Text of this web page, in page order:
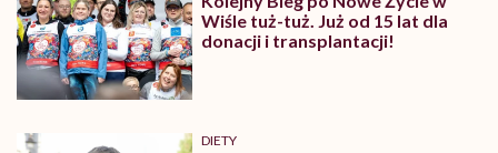
Wiśle tuż-tuż. Już od 15 lat dla
donacji i transplantacji!
DIETY